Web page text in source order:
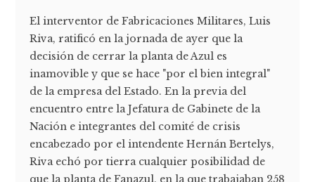
El interventor de Fabricaciones Militares, Luis
Riva, ratificó en la jornada de ayer que la
decisión de cerrar la planta de Azul es
inamovible y que se hace "por el bien integral"
de la empresa del Estado. En la previa del
encuentro entre la Jefatura de Gabinete de la
Nación e integrantes del comité de crisis
encabezado por el intendente Hernán Bertelys,
Riva echó por tierra cualquier posibilidad de
que la planta de Fanazul, en la que trabajaban 258